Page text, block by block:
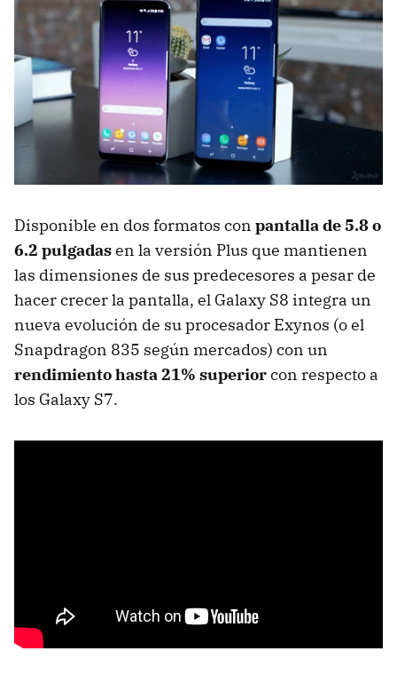
Disponible en dos formatos con pantalla de 5.8 o
6.2 pulgadasen la versión Plus que mantienen
las dimensiones de sus predecesores a pesar de
hacer crecer la pantalla, el Galaxy S8 integra un
nueva evolución de su procesador Exynos (o el
Snapdragon 835 según mercados) con un
rendimiento hasta 21% superiorcon respecto a
los Galaxy S7.